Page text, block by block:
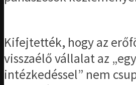
Kifejtették, hogy az
visszaélő vállalat az
intézkedéssel” nem